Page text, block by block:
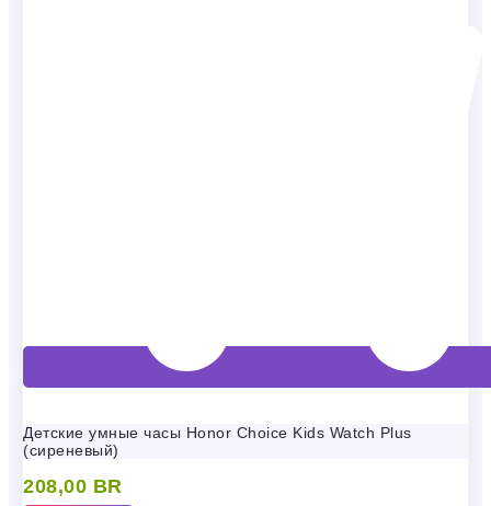
Детские умные часы Honor Choice Kids Watch Plus
(сиреневый)
208,00 BR